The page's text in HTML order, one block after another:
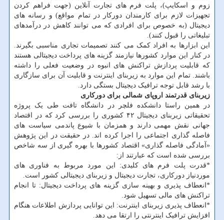
زوم و اسکایپ)، پلت فرم های تجارت آنلاین (جهت فراهم کردن
تجهیزات لازم برای کارمندان دورکار در تمام مواقع) و رسانه های
دیجیتال (به خصوص برای افرادی که می توانند کاهش در درآمدهای
تبلیغاتی را قبول کنند).
این ابزارها به افراد کمک می کنند تصمیمات تجاری مناسبی بگیرند.
در کنار این موارد کشورها نیازمند گزینه های پرداخت دیجیتالی هستند
که قابلیت پردازش تراکنش های انبوه در وضعیت فعلی را داشته
باشند. تمام این موارد به زیربنای اینترنت و قابلیت آن برای سازگاری
با رشد قابل توجه ترافیک دیجیتال بستگی دارد.
زیربنای قدرتمند اروپای شمالی برای دورکاری
در همین راستا دانشکده فلچر در دانشگاه تافت طی یک پروژه
تحقیقاتی زیربنای دیجیتال ۴۲ کشوری را بررسی کرد که در اقتصاد
جهانی نقش مهمی دارند و همزمان با شیوع پاندمی سیاست های
فاصله گذاری اجتماعی را اجرا کرده اند. در حقیقت در این پژوهش
«آمادگی فاصله گذاری» اقتصاد کشورها با بهره گیری از سه شاخص
بررسی شده است که عبارتند از:
*قدرت پلت فرم های کلیدی: این مورد مربوط به فناوری های
موردنیاز دورکاری، تجارت دیجیتال و زیربنای دیجیتالی کشور است.
*انعطاف پذیری و بهینه سازی گزینه های پرداخت دیجیتال: تا انجام
تراکنش های مالی تسهیل شود.
*انعطاف پذیری زیربنای اینترنت: این توانایی پردازش اطلاعات هنگام
افزایش ترافیک اینترنتی را ارتقا می دهد.